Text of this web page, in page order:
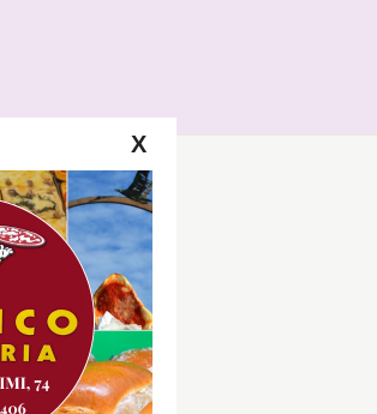
Segui la GRB
Facebook
Instagram
Twitter
X